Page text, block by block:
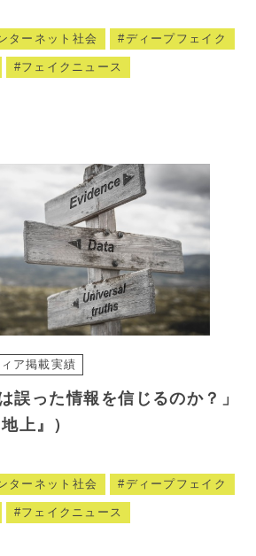
ターネット社会 ディープフェイク
フェイクニュース
ア掲載実績
誤った情報を信じるのか？」
上』）
ターネット社会 ディープフェイク
フェイクニュース